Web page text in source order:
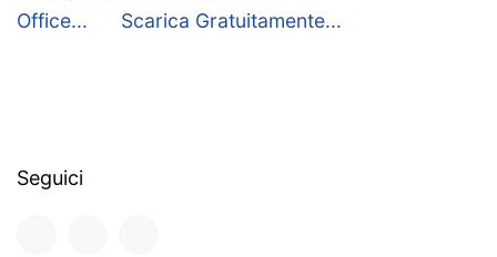
Office...
Scarica Gratuitamente...
Seguici